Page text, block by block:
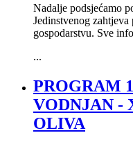
Nadalje podsjećamo
Jedinstvenog
gospodarstvu. Sve
...
PROGRAM
VODNJAN -
OLIVA